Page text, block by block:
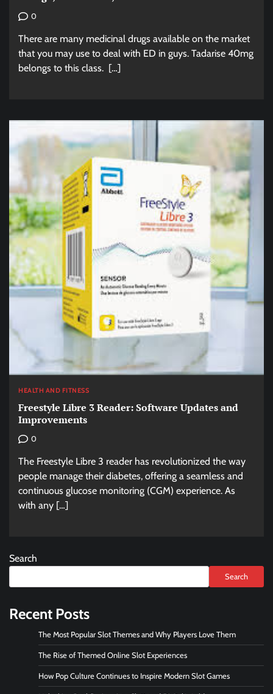
0
There are many medicinal drugs available on the market
that you may use to deal with ED in guys. Tadarise 40mg
belongs to this class. […]
HEALTH AND FITNESS
Freestyle Libre 3 Reader: Software Updates and
Improvements
0
The Freestyle Libre 3 reader has revolutionized the way
people manage their diabetes, offering a seamless and
continuous glucose monitoring (CGM) experience. As
with any […]
Search
Search
Recent Posts
The Most Popular Slot Themes and Why Players Love Them
The Rise of Themed Online Slot Experiences
How Pop Culture Continues to Inspire Modern Slot Games